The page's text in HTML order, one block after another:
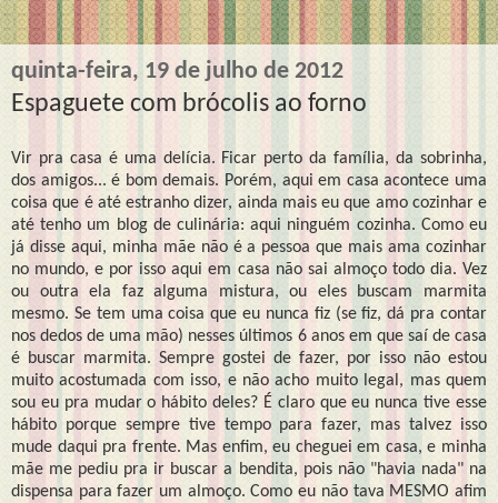
quinta-feira, 19 de julho de 2012
Espaguete com brócolis ao forno
Vir pra casa é uma delícia. Ficar perto da família, da sobrinha,
dos amigos... é bom demais. Porém, aqui em casa acontece uma
coisa que é até estranho dizer, ainda mais eu que amo cozinhar e
até tenho um blog de culinária: aqui ninguém cozinha. Como eu
já disse aqui, minha mãe não é a pessoa que mais ama cozinhar
no mundo, e por isso aqui em casa não sai almoço todo dia. Vez
ou outra ela faz alguma mistura, ou eles buscam marmita
mesmo. Se tem uma coisa que eu nunca fiz (se fiz, dá pra contar
nos dedos de uma mão) nesses últimos 6 anos em que saí de casa
é buscar marmita. Sempre gostei de fazer, por isso não estou
muito acostumada com isso, e não acho muito legal, mas quem
sou eu pra mudar o hábito deles? É claro que eu nunca tive esse
hábito porque sempre tive tempo para fazer, mas talvez isso
mude daqui pra frente. Mas enfim, eu cheguei em casa, e minha
mãe me pediu pra ir buscar a bendita, pois não "havia nada" na
dispensa para fazer um almoço. Como eu não tava MESMO afim